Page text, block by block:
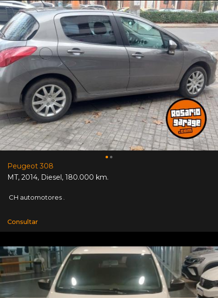
Peugeot 308
MT, 2014, Diesel, 180.000 km.
CH automotores .
Consultar